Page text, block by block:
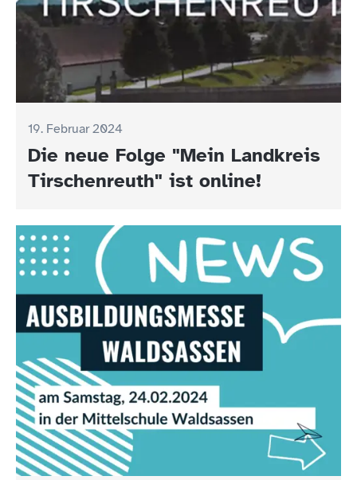
19. Februar 2024
Die neue Folge "Mein Landkreis
Tirschenreuth" ist online!